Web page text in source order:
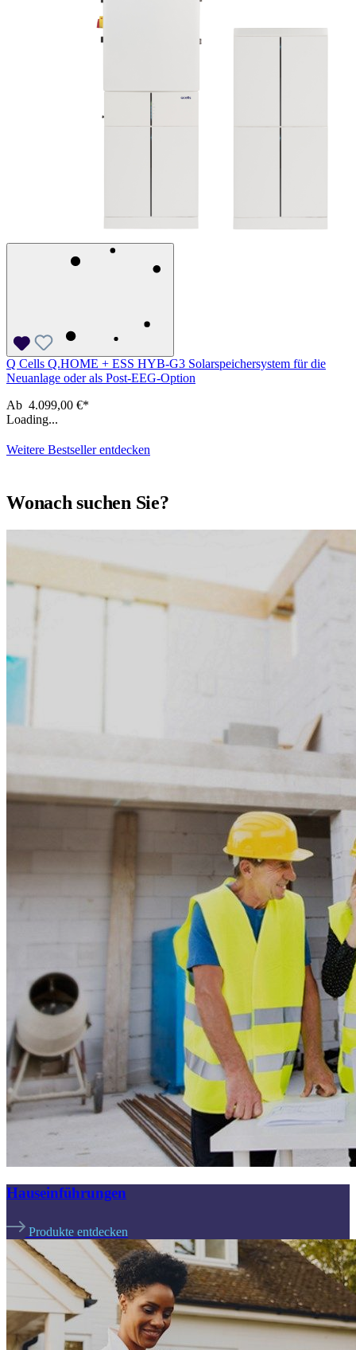
Q Cells Q.HOME + ESS HYB-G3 Solarspeichersystem für die
Neuanlage oder als Post-EEG-Option
Ab 4.099,00 €*
Loading...
Weitere Bestseller entdecken
Wonach suchen Sie?
Hauseinführungen
Produkte entdecken